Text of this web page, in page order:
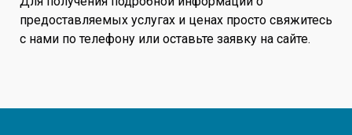
предоставляемых услугах и ценах просто свяжитесь
с нами по телефону или оставьте заявку на сайте.